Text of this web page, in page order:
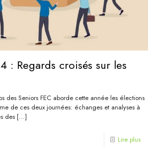
: Regards croisés sur les
des Seniors FEC aborde cette année les élections
de ces deux journées: échanges et analyses à
des […]
Lire plus